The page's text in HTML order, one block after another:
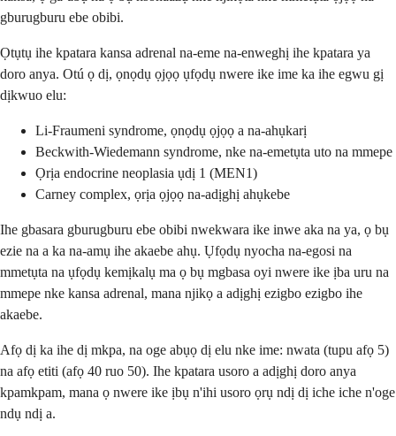
gburugburu ebe obibi.
Ọtụtụ ihe kpatara kansa adrenal na-eme na-enweghị ihe kpatara ya
doro anya. Otú ọ dị, ọnọdụ ọjọọ ụfọdụ nwere ike ime ka ihe egwu gị
dịkwuo elu:
Li-Fraumeni syndrome, ọnọdụ ọjọọ a na-ahụkarị
Beckwith-Wiedemann syndrome, nke na-emetụta uto na mmepe
Ọrịa endocrine neoplasia ụdị 1 (MEN1)
Carney complex, ọrịa ọjọọ na-adịghị ahụkebe
Ihe gbasara gburugburu ebe obibi nwekwara ike inwe aka na ya, ọ bụ
ezie na a ka na-amụ ihe akaebe ahụ. Ụfọdụ nyocha na-egosi na
mmetụta na ụfọdụ kemịkalụ ma ọ bụ mgbasa oyi nwere ike ịba uru na
mmepe nke kansa adrenal, mana njikọ a adịghị ezigbo ezigbo ihe
akaebe.
Afọ dị ka ihe dị mkpa, na oge abụọ dị elu nke ime: nwata (tupu afọ 5)
na afọ etiti (afọ 40 ruo 50). Ihe kpatara usoro a adịghị doro anya
kpamkpam, mana ọ nwere ike ịbụ n'ihi usoro ọrụ ndị dị iche iche n'oge
ndụ ndị a.